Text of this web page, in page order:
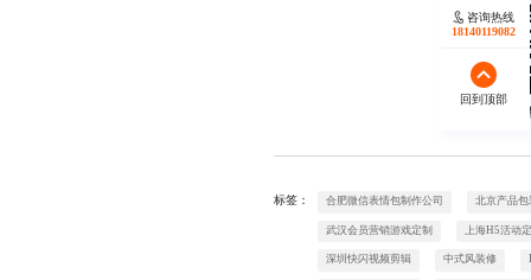
欢
标签： 合肥微信表情包制作公司 北京产品包
武汉会员营销游戏定制 上海H5活动
深圳快闪视频剪辑 中式风装修
咨询热线
18140119082
回到顶部